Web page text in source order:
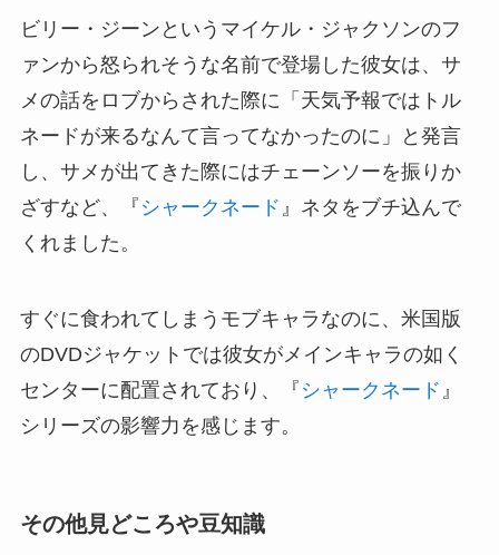
ビリー・ジーンというマイケル・ジャクソンのフ
ァンから怒られそうな名前で登場した彼女は、サ
メの話をロブからされた際に「天気予報ではトル
ネードが来るなんて言ってなかったのに」と発言
し、サメが出てきた際にはチェーンソーを振りか
ざすなど、『 シャークネード 』ネタをブチ込んで
くれました。
すぐに食われてしまうモブキャラなのに、米国版
のDVDジャケットでは彼女がメインキャラの如く
センターに配置されており、『 シャークネード 』
シリーズの影響力を感じます。
その他見どころや豆知識